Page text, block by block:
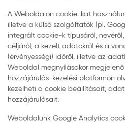
A Weboldalon cookie-kat
illetve a külső szolgáltatók (pl.
integrált cookie-k típusáról,
céljáról, a kezelt adatokról és a
(érvényességi) időről, illetve az
Weboldal megnyílásakor megjelenő
hozzájárulás-kezelési platformon
kezelheti a cookie beállításait,
hozzájárulásait.
Weboldalunk Google Analytics